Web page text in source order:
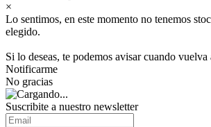
×
Lo sentimos, en este momento no tenemos
elegido.
Si lo deseas, te podemos avisar cuando
Notificarme
No gracias
Suscribite a nuestro newsletter